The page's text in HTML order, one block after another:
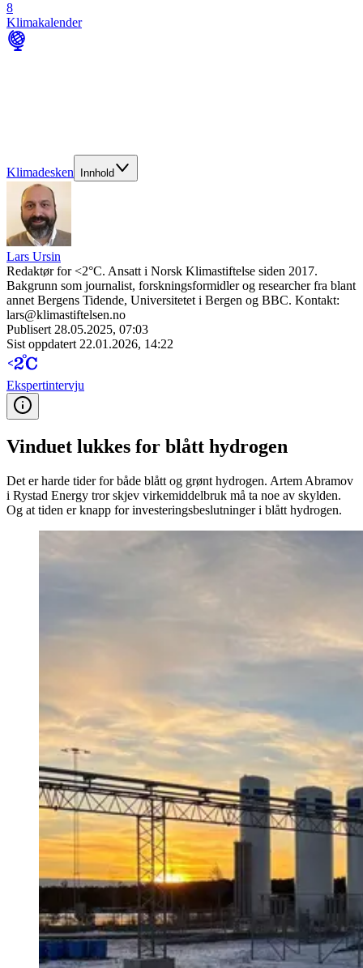
8
Klimakalender
Klimadesken Innhold
Lars Ursin
Redaktør for <2°C. Ansatt i Norsk Klimastiftelse siden 2017.
Bakgrunn som journalist, forskningsformidler og researcher fra blant
annet Bergens Tidende, Universitetet i Bergen og BBC. Kontakt:
lars@klimastiftelsen.no
Publisert 28.05.2025, 07:03
Sist oppdatert 22.01.2026, 14:22
Ekspert­intervju
Vinduet lukkes for blått hydrogen
Det er harde tider for både blått og grønt hydrogen. Artem Abramov
i Rystad Energy tror skjev virkemiddelbruk må ta noe av skylden.
Og at tiden er knapp for investeringsbeslutninger i blått hydrogen.